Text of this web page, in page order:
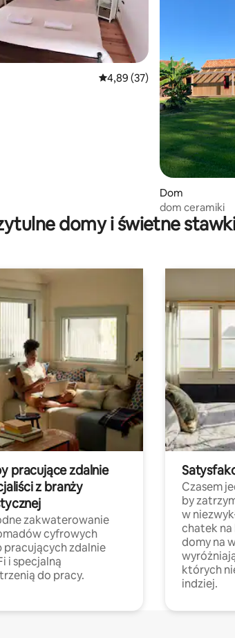
liczba recenzji: 15 Średnia ocena: 4,89 na 5,
4,89 (37)
Dom
dom ceramiki
domy i świetne
pracujące zdalnie
z branży
zakwaterowanie
cyfrowych
pracujących zdalnie
i specjalną
do pracy.
Czasem
by
w
chatek
domy na
których
indziej.